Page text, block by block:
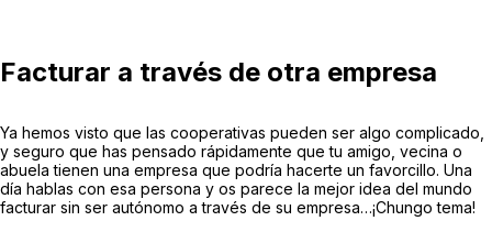
Facturar a través de otra empresa
Ya hemos visto que las cooperativas pueden ser algo complicado,
y seguro que has pensado rápidamente que tu amigo, vecina o
abuela tienen una empresa que podría hacerte un favorcillo. Una
día hablas con esa persona y os parece la mejor idea del mundo
facturar sin ser autónomo a través de su empresa…¡Chungo tema!